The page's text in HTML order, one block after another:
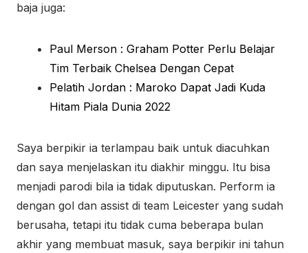
baja juga:
Paul Merson : Graham Potter Perlu Belajar
Tim Terbaik Chelsea Dengan Cepat
Pelatih Jordan : Maroko Dapat Jadi Kuda
Hitam Piala Dunia 2022
Saya berpikir ia terlampau baik untuk diacuhkan
dan saya menjelaskan itu diakhir minggu. Itu bisa
menjadi parodi bila ia tidak diputuskan. Perform ia
dengan gol dan assist di team Leicester yang sudah
berusaha, tetapi itu tidak cuma beberapa bulan
akhir yang membuat masuk, saya berpikir ini tahun